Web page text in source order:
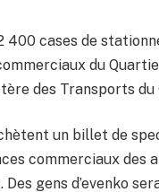
400 cases de
du
des Transports du
un billet de
commerciaux des
gens d’evenko